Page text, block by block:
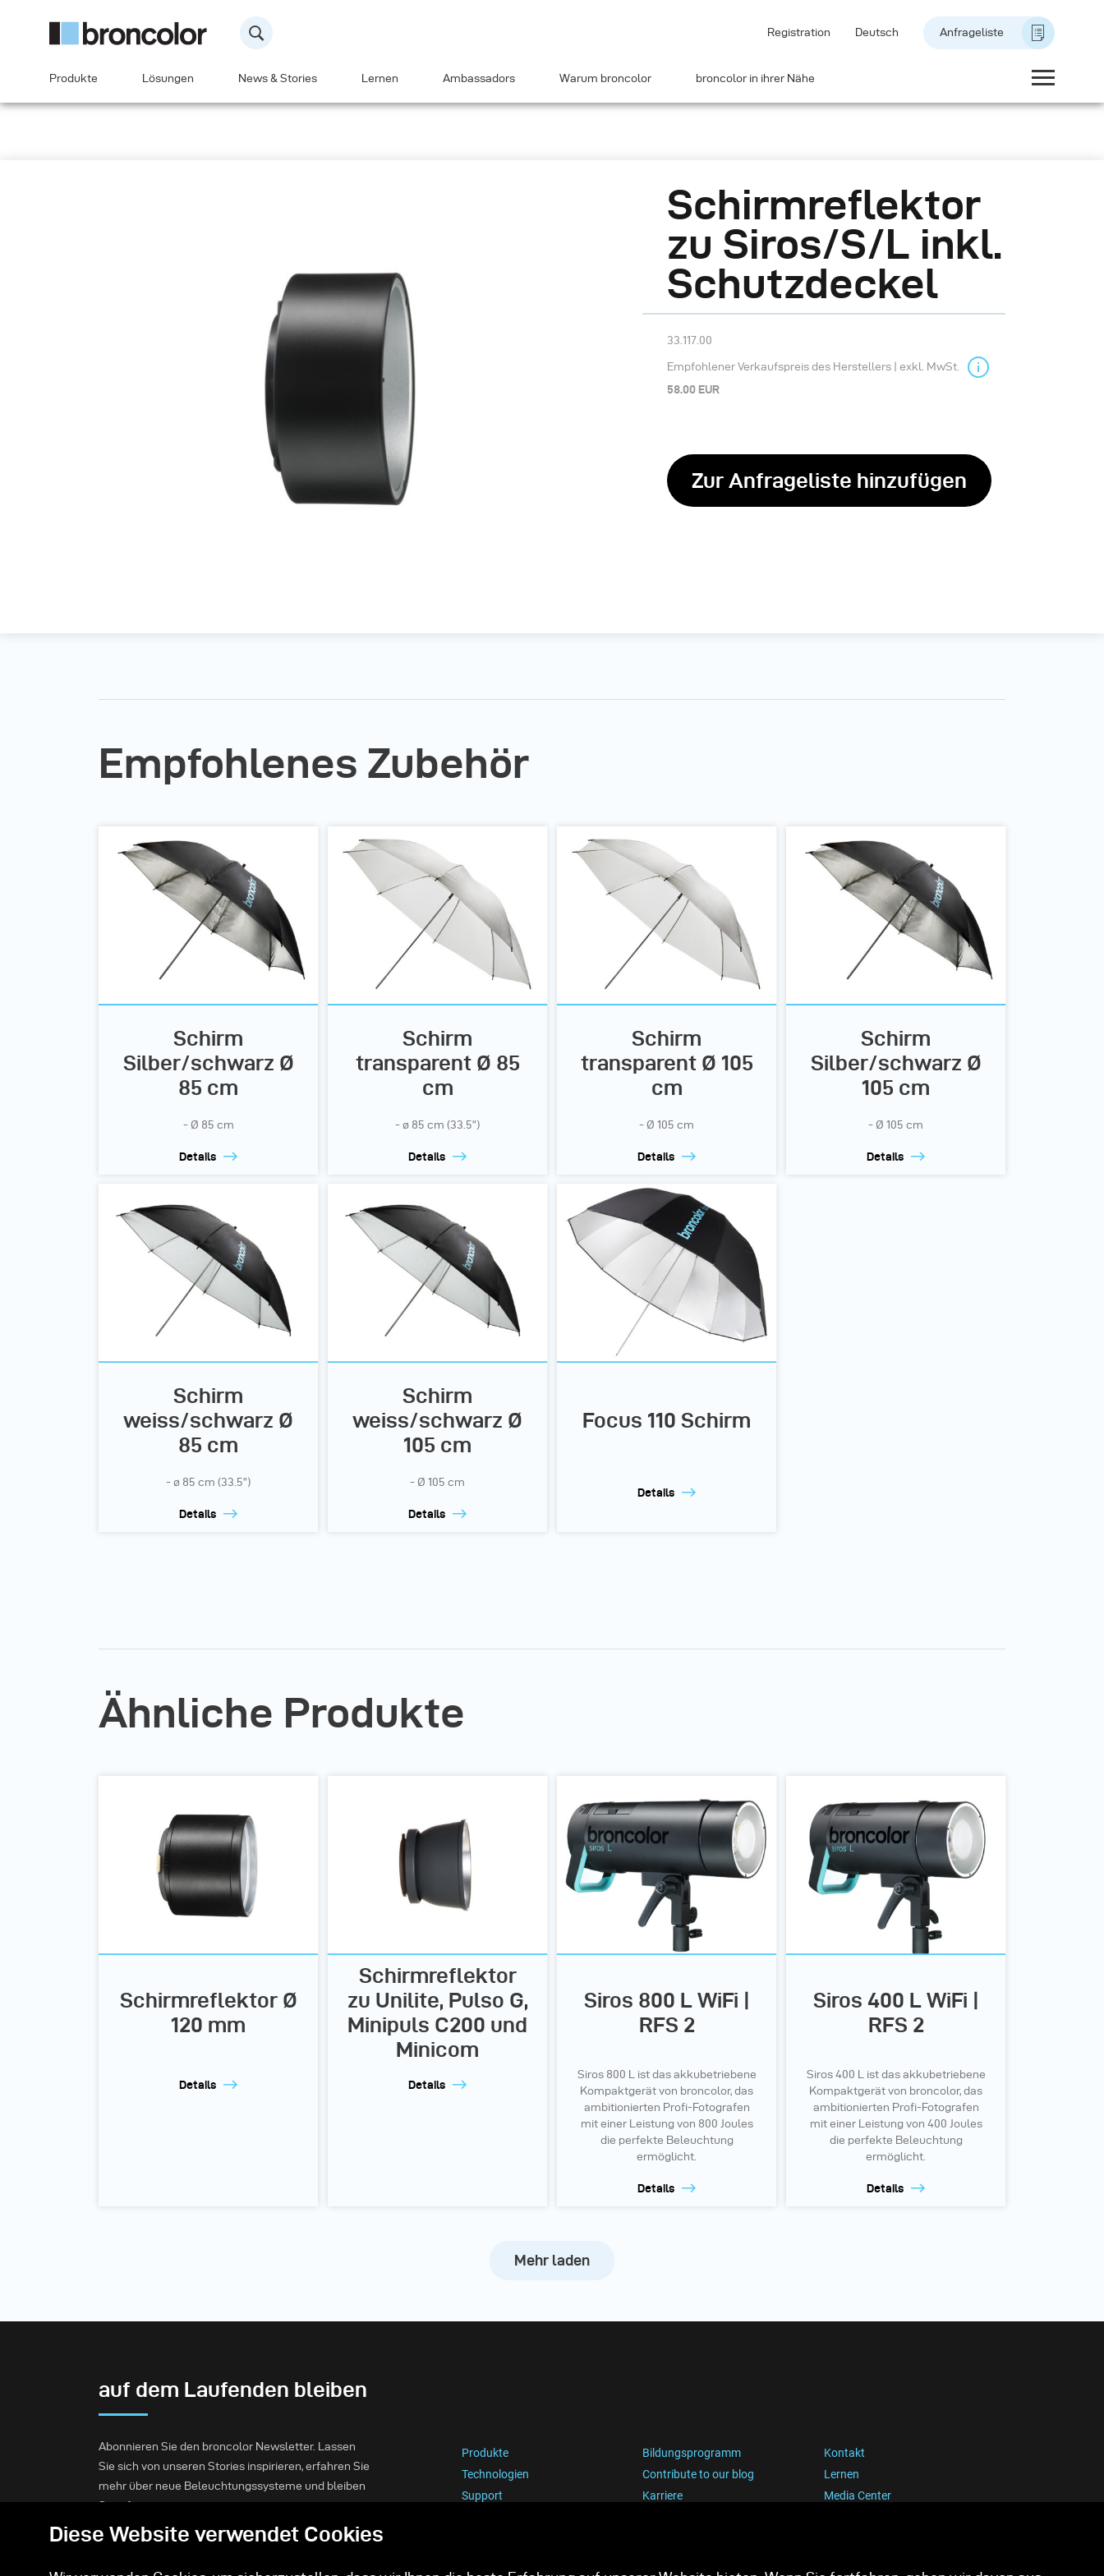
Registration Deutsch Anfrageliste
Produkte Lösungen News & Stories Lernen Ambassadors Warum broncolor broncolor in ihrer Nähe
Schirmreflektor
zu Siros/S/L inkl.
Schutzdeckel
33.117.00
Empfohlener Verkaufspreis des Herstellers | exkl. MwSt.
58.00 EUR
Zur Anfrageliste hinzufügen
Empfohlenes Zubehör
Schirm
Silber/schwarz Ø
85 cm
- Ø 85 cm
Details
Schirm
transparent Ø 85
cm
- ø 85 cm (33.5”)
Details
Schirm
transparent Ø 105
cm
- Ø 105 cm
Details
Schirm
Silber/schwarz Ø
105 cm
- Ø 105 cm
Details
Schirm
weiss/schwarz Ø
85 cm
- ø 85 cm (33.5”)
Details
Schirm
weiss/schwarz Ø
105 cm
- Ø 105 cm
Details
Focus 110 Schirm
Details
Ähnliche Produkte
Schirmreflektor Ø
120 mm
Details
Schirmreflektor
zu Unilite, Pulso G,
Minipuls C200 und
Minicom
Details
Siros 800 L WiFi |
RFS 2
Siros 800 L ist das akkubetriebene
Kompaktgerät von broncolor, das
ambitionierten Profi-Fotografen
mit einer Leistung von 800 Joules
die perfekte Beleuchtung
ermöglicht.
Details
Siros 400 L WiFi |
RFS 2
Siros 400 L ist das akkubetriebene
Kompaktgerät von broncolor, das
ambitionierten Profi-Fotografen
mit einer Leistung von 400 Joules
die perfekte Beleuchtung
ermöglicht.
Details
Mehr laden
auf dem Laufenden bleiben
Abonnieren Sie den broncolor Newsletter. Lassen
Sie sich von unseren Stories inspirieren, erfahren Sie
mehr über neue Beleuchtungssysteme und bleiben
Sie informiert.
Produkte Bildungsprogramm
Kontakt
Technologien
Contribute to our blog
Lernen
Support
Karriere Media Center
Diese Website verwendet Cookies